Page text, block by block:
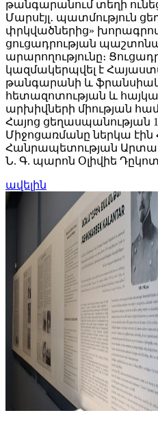
թանգարանում տեղի
Մարսէյլ․ պատմություն
փրկվածներից»
ցուցադրության
արարողությունը։
կազմակերպվել է
թանգարանի և
հետազոտության և
արխիվների միության
Հայոց ցեղասպանության
Միջոցառմանը ներկա էին
Հանրապետության
Ն. Գ. պարոն Օլիվիե
ավելին